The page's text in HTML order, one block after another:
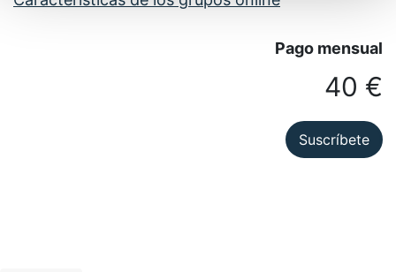
Pago mensual
40 €
Suscríbete